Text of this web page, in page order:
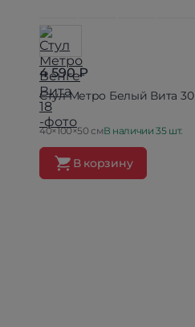
4 590 ₽
Стул Метро Белый Вита 30
40×100×50 смВ наличии 35 шт.
В корзину